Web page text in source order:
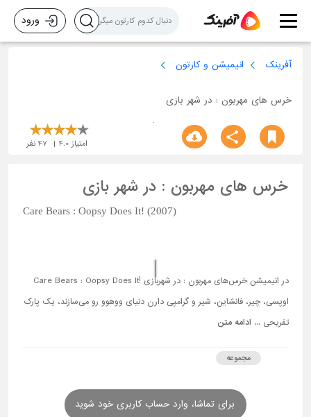
ورود
آفرینک انیمیشن و کارتون
خرس های مهربون : در شهر بازی
امتیاز 4.0
47 نفر
خرس های مهربون : در شهر بازی
Care Bears : Oopsy Does It! (2007)
در انیمیشن خرس‌های مهربون : در شهربازی !Care Bears : Oopsy Does It
اوپسی، چیر، فانشاین، شیر و گرامپی دارن دنیای ووهوو رو می‌سازند، یک پارک
تفریحی ... ادامه متن
مجموعه
برای تماشا، وارد حساب کاربری خود شوید